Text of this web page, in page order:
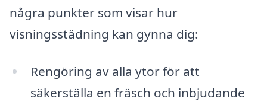
några punkter som visar hur
visningsstädning kan gynna dig:
Rengöring av alla ytor för att
säkerställa en fräsch och inbjudande